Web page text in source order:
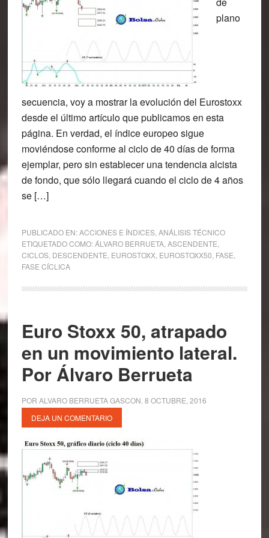
plano
secuencia, voy a mostrar la evolución del Eurostoxx
desde el último artículo que publicamos en esta
página. En verdad, el índice europeo sigue
moviéndose conforme al ciclo de 40 días de forma
ejemplar, pero sin establecer una tendencia alcista
de fondo, que sólo llegará cuando el ciclo de 4 años
se […]
PUBLICADO EN:ACCIONES E ÍNDICES, ANÁLISIS TÉCNICO
ETIQUETADO COMO:ÁLVARO BERRUETA, ASCENDENTE
CICLOS, DESCENDENTE EUROSTOXX, EUROSTOXX50 FASE
FASE CÍCLICA
Euro Stoxx 50, atrapado
en un movimiento lateral.
Por Álvaro Berrueta
POR ALVARO BERRUETA GASCON 8 OCTUBRE, 2016
DEJA UN COMENTARIO